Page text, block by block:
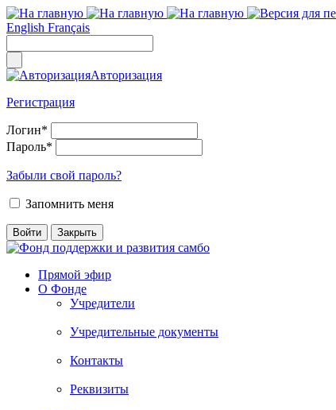
English Français
Авторизация
Регистрация
Логин*
Пароль*
Забыли свой пароль?
Запомнить меня
Прямой эфир
О Фонде
Учредители
Учредительные документы
Контакты
Реквизиты